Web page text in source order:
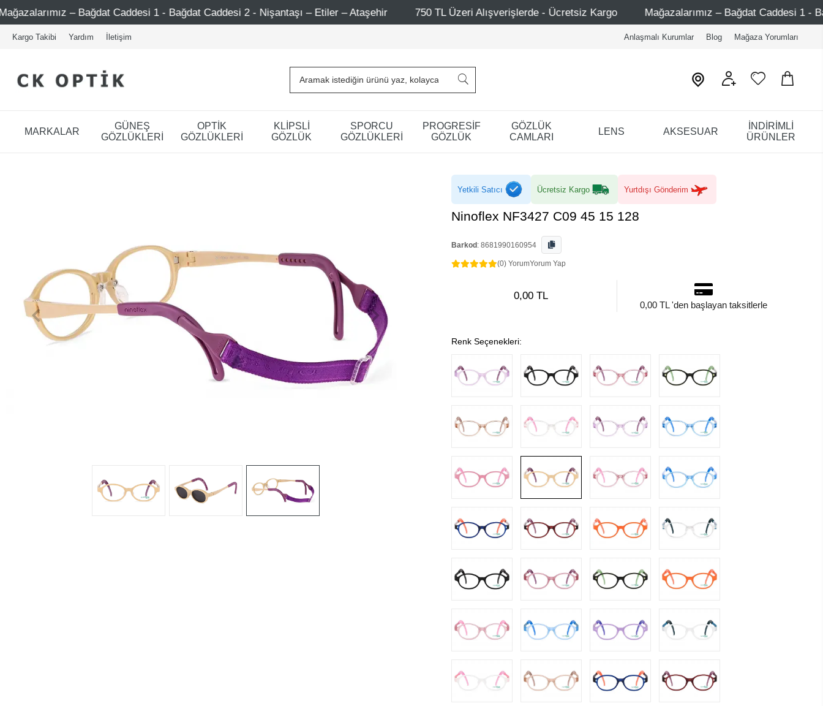
1 - Bağdat Caddesi 2 - Nişantaşı – Etiler – Ataşehir 750 TL Üzeri Alışverişlerde - Ücretsiz Kargo Mağazalarımız – Bağdat Caddesi 1 - Bağdat Caddesi 2 -
Kargo Takibi Yardım İletişim Anlaşmalı Kurumlar Blog Mağaza Yorumları
MARKALAR
GÜNEŞ
GÖZLÜKLERİ
OPTİK
GÖZLÜKLERİ
KLİPSLİ
GÖZLÜK
SPORCU
GÖZLÜKLERİ
PROGRESİF
GÖZLÜK
GÖZLÜK
CAMLARI
LENS AKSESUAR
İNDİRİMLİ
ÜRÜNLER
Yetkili Satıcı Ücretsiz Kargo Yurtdışı Gönderim
Ninoflex NF3427 C09 45 15 128
Barkod : 8681990160954
(0) YorumYorum Yap
0,00 TL
0,00 TL 'den başlayan taksitlerle
Renk Seçenekleri: